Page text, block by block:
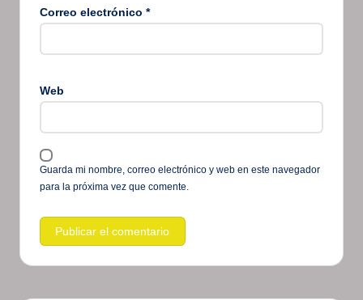
Correo electrónico *
Web
Guarda mi nombre, correo electrónico y web en este navegador
para la próxima vez que comente.